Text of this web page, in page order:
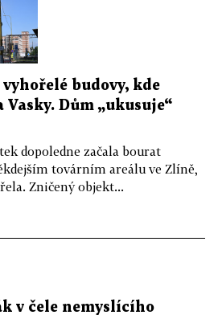
budovy, kde
Dům „ukusuje“
dopoledne začala bourat
továrním areálu ve Zlíně,
Zničený objekt...
v čele nemyslícího